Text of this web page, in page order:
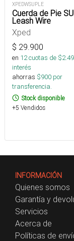
XPEDWSUPLE
Cuerda de Pie
Leash Wire
Xped
$ 29.900
en 12cuotas de $
interés
ahorras $900 por
transferencia.
Stock disponible
+5 Vendidos
INFORMACIÓN
Quienes somos
Garantía y
Servicios
Acerca de
Políticas de